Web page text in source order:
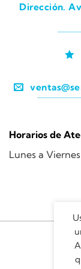
Dirección.
Horarios de
Lunes a